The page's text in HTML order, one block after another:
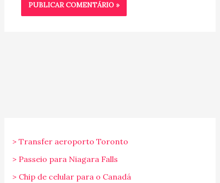
> Transfer aeroporto Toronto
> Passeio para Niagara Falls
> Chip de celular para o Canadá